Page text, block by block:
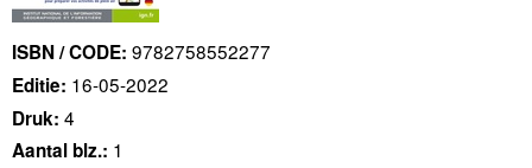
ISBN / CODE: 9782758552277
Editie: 16-05-2022
Druk: 4
Aantal blz.: 1